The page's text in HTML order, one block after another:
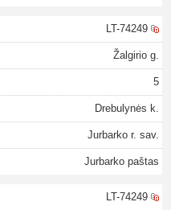
LT-74249
Žalgirio g.
5
Drebulynės k.
Jurbarko r. sav.
Jurbarko paštas
LT-74249